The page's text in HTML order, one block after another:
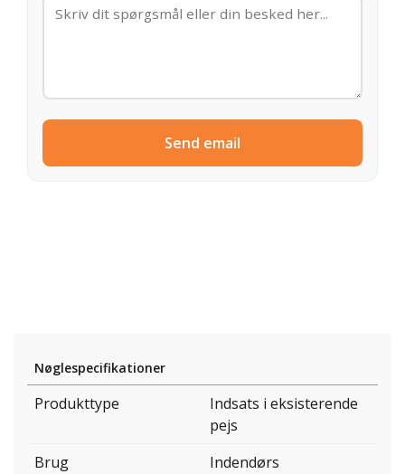
Send email
Nøglespecifikationer
Produkttype
Indsats i eksisterende
pejs
Brug
Indendørs